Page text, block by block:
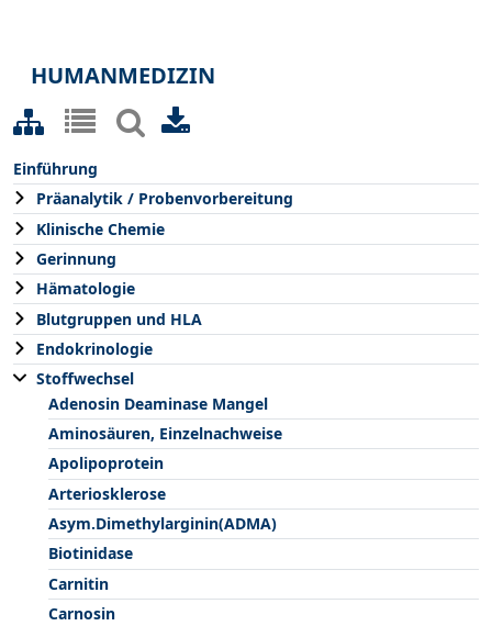
HUMANMEDIZIN
Einführung
Präanalytik / Probenvorbereitung
Klinische Chemie
Gerinnung
Hämatologie
Blutgruppen und HLA
Endokrinologie
Stoffwechsel
Adenosin Deaminase Mangel
Aminosäuren, Einzelnachweise
Apolipoprotein
Arteriosklerose
Asym.Dimethylarginin(ADMA)
Biotinidase
Carnitin
Carnosin